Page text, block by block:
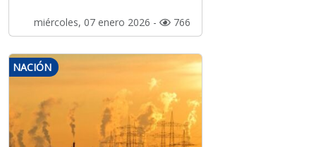
miércoles, 07 enero 2026 - 766
NACIÓN